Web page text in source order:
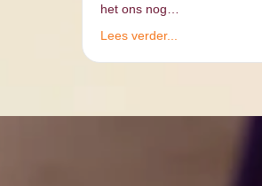
het ons nog…
Lees verder...